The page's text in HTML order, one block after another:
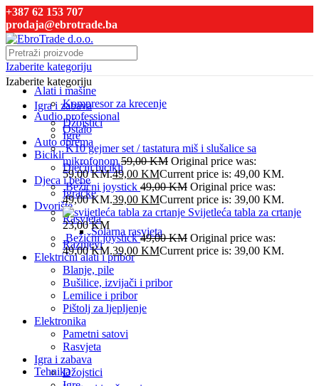
+387 62 153 707
prodaja@ebrotrade.ba
Izaberite kategoriju
Alati i mašine
Kompresor za krecenje
Audio professional
Ostalo
Auto oprema
Bicikli
Dječiji bicikli
Djeca i bebe
Igračke
Dvorište
Rasvjeta
Solarna rasvjeta
Raznjevi
Električni alati i pribor
Blanje, pile
Bušilice, izvijači i pribor
Lemilice i pribor
Pištolj za ljepljenje
Elektronika
Pametni satovi
Rasvjeta
Igra i zabava
Džojstici
Izaberite kategoriju
Igra i zabava
Džojstici
Igre
K10 gejmer set / tastatura miš i slušalice sa
mikrofonom59,00KM Original price was:
59,00 KM.49,00 KMCurrent price is: 49,00 KM.
Bežični joystick 49,00KM Original price was:
49,00 KM.39,00 KMCurrent price is: 39,00 KM.
Svijetleća tabla za crtanje
23,00KM
Bežični joystick49,00KM Original price was:
49,00 KM.39,00 KMCurrent price is: 39,00 KM.
Tehnika